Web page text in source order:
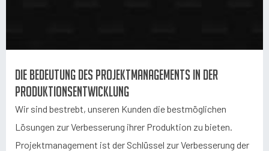
Die Bedeutung des Projektmanagements in der
Produktionsentwicklung
Wir sind bestrebt, unseren Kunden die bestmöglichen
Lösungen zur Verbesserung ihrer Produktion zu bieten.
Projektmanagement ist der Schlüssel zur Verbesserung der